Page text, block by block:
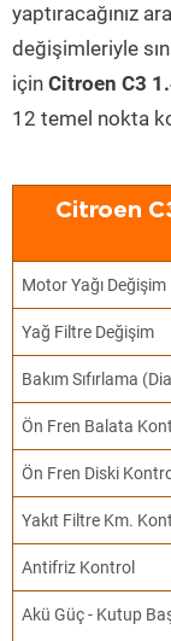
yaptıracağınız
değişimleriyle
için Citroen C3
12 temel nokta
Citroen
Motor Yağı Değişim
Yağ Filtre Değişim
Bakım Sıfırlama
Ön Fren Balata
Ön Fren Diski
Yakıt Filtre Km.
Antifriz Kontrol
Akü Güç - Kutup